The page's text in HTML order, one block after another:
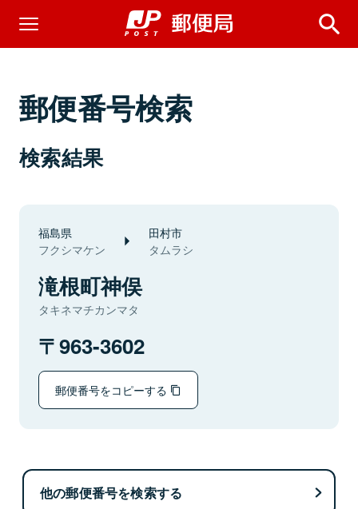
郵便番号検索
検索結果
福島県
フクシマケン
田村市
タムラシ
滝根町神俣
タキネマチカンマタ
963-3602
郵便番号をコピーする
他の郵便番号を検索する